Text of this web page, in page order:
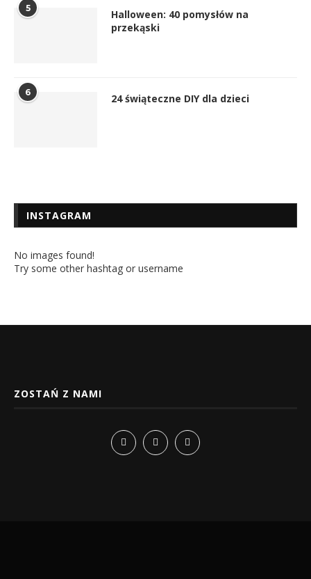
5
Halloween: 40 pomysłów na
przekąski
6 24 świąteczne DIY dla dzieci
INSTAGRAM
No images found!
Try some other hashtag or username
ZOSTAŃ Z NAMI